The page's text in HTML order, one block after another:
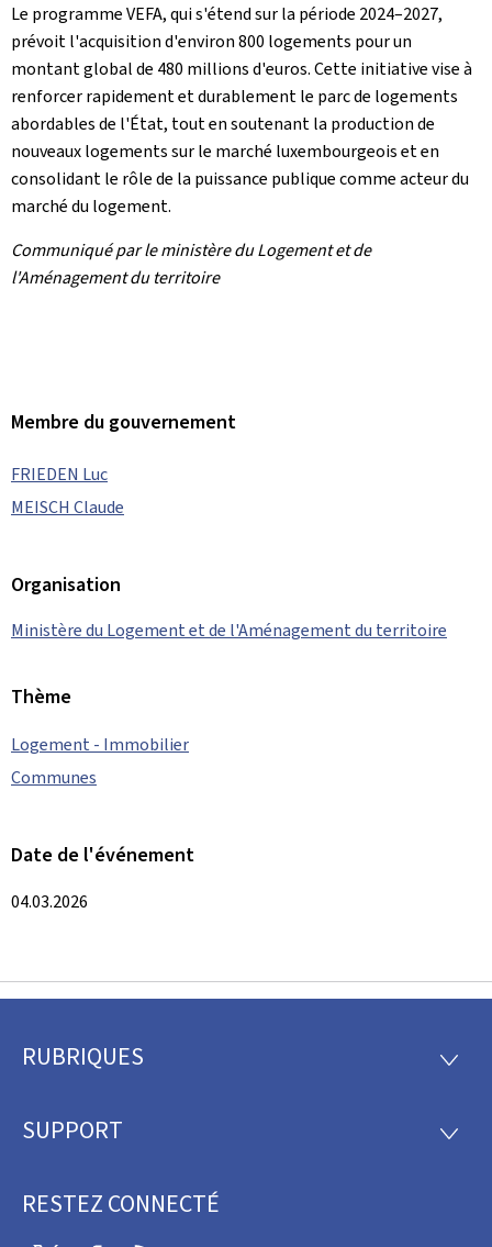
Le programme VEFA, qui s'étend sur la période 2024–2027,
prévoit l'acquisition d'environ 800 logements pour un
montant global de 480 millions d'euros. Cette initiative vise à
renforcer rapidement et durablement le parc de logements
abordables de l'État, tout en soutenant la production de
nouveaux logements sur le marché luxembourgeois et en
consolidant le rôle de la puissance publique comme acteur du
marché du logement.
Communiqué par le ministère du Logement et de
l'Aménagement du territoire
Membre du gouvernement
FRIEDEN Luc
MEISCH Claude
Organisation
Ministère du Logement et de l'Aménagement du territoire
Thème
Logement - Immobilier
Communes
Date de l'événement
04.03.2026
Pied
page
RUBRIQUES
SUPPORT
RESTEZ CONNECTÉ